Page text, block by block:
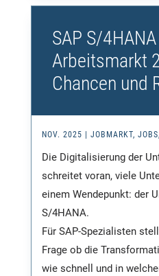
SAP S/
Arbeitsmarkt
Chancen und
NOV. 2025 | JOBMARKT, JOBS,
Die Digitalisierung der
schreitet voran, viele
einem Wendepunkt: der
S/4HANA.
Für SAP-Spezialisten
Frage ob die
wie schnell und in